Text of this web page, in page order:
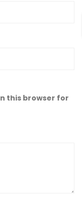
this browser for